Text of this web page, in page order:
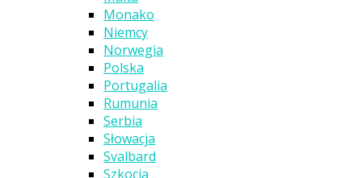
Monako
Niemcy
Norwegia
Polska
Portugalia
Rumunia
Serbia
Słowacja
Svalbard
Szkocja